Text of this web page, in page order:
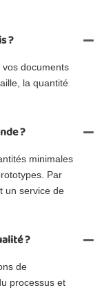
?
documents
la quantité
?
minimales
Par
un service de
?
de
processus et